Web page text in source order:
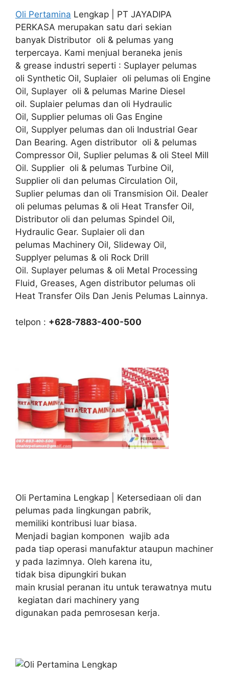
Oli Pertamina Lengkap | PT JAYADIPA
PERKASA merupakan satu dari sekian
banyak Distributor oli & pelumas yang
terpercaya. Kami menjual beraneka jenis
& grease industri seperti : Suplayer pelumas
oli Synthetic Oil, Suplaier oli pelumas oli Engine
Oil, Suplayer oli & pelumas Marine Diesel
oil. Suplaier pelumas dan oli Hydraulic
Oil, Supplier pelumas oli Gas Engine
Oil, Supplyer pelumas dan oli Industrial Gear
Dan Bearing. Agen distributor oli & pelumas
Compressor Oil, Suplier pelumas & oli Steel Mill
Oil. Supplier oli & pelumas Turbine Oil,
Supplier oli dan pelumas Circulation Oil,
Suplier pelumas dan oli Transmision Oil. Dealer
oli pelumas pelumas & oli Heat Transfer Oil,
Distributor oli dan pelumas Spindel Oil,
Hydraulic Gear. Suplaier oli dan
pelumas Machinery Oil, Slideway Oil,
Supplyer pelumas & oli Rock Drill
Oil. Suplayer pelumas & oli Metal Processing
Fluid, Greases, Agen distributor pelumas oli
Heat Transfer Oils Dan Jenis Pelumas Lainnya.
telpon : +628-7883-400-500
Oli Pertamina Lengkap | Ketersediaan oli dan
pelumas pada lingkungan pabrik,
memiliki kontribusi luar biasa.
Menjadi bagian komponen wajib ada
pada tiap operasi manufaktur ataupun machiner
y pada lazimnya. Oleh karena itu,
tidak bisa dipungkiri bukan
main krusial peranan itu untuk terawatnya mutu
kegiatan dari machinery yang
digunakan pada pemrosesan kerja.